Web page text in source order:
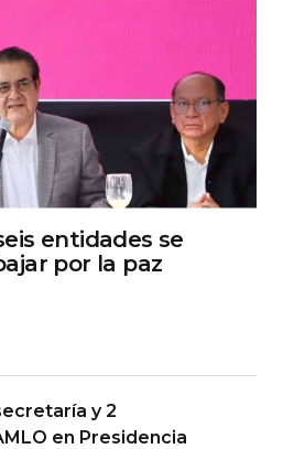
entidades se
por la paz
y 2
en Presidencia